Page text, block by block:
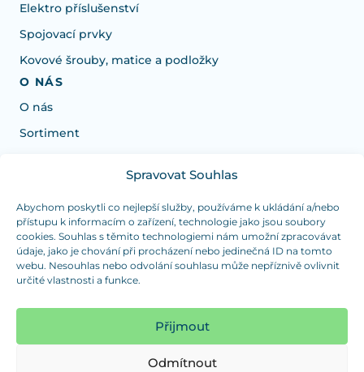
Spravovat Souhlas
Abychom poskytli co nejlepší služby, používáme k ukládání a/nebo
přístupu k informacím o zařízení, technologie jako jsou soubory
cookies. Souhlas s těmito technologiemi nám umožní zpracovávat
údaje, jako je chování při procházení nebo jedinečná ID na tomto
webu. Nesouhlas nebo odvolání souhlasu může nepříznivě ovlivnit
určité vlastnosti a funkce.
Přijmout
Odmítnout
Elektro příslušenství
Spojovací prvky
Kovové šrouby, matice a podložky
O NÁS
O nás
Sortiment
Potřebujete poradit s výběrem?
Jsme tu pro vás Pondělí-Čtvrtek od: 7:30 - 15:30 hodin
a Pátek od 7:30 - 14:30 hodin
info@dualpraha.cz +420 725 802 767
(platba pouze v hotovosti)
Jsme tu pro vás Pondělí-Čtvrtek od: 7:30 - 15:30 hodin
a Pátek od 7:30 - 14:30 hodin